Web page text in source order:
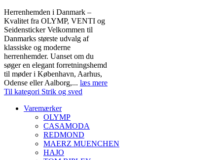
Herrenhemden i Danmark –
Kvalitet fra OLYMP, VENTI og
Seidensticker Velkommen til
Danmarks største udvalg af
klassiske og moderne
herrenhemder. Uanset om du
søger en elegant forretningshemd
til møder i København, Aarhus,
Odense eller Aalborg,... læs mere
Til kategori Strik og sved
Varemærker
OLYMP
CASAMODA
REDMOND
MAERZ MUENCHEN
HAJO